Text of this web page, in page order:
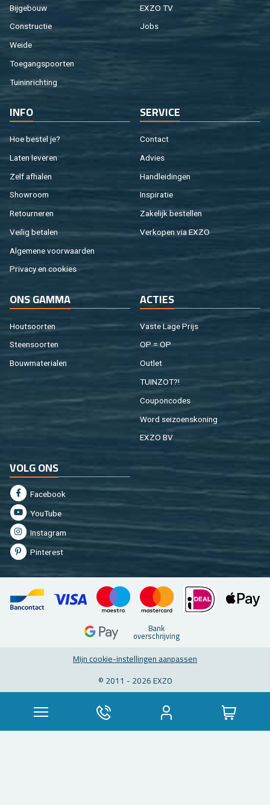
Bij­ge­bouw
Con­struc­tie
Weide
Toe­gangs­poor­ten
Tuin­in­rich­ting
EXZO TV
Jobs
INFO
Hoe be­stel je?
Laten le­ve­ren
Zelf af­ha­len
Show­room
Re­tour­ne­ren
Vei­lig be­ta­len
Al­ge­me­ne voor­waar­den
Pri­va­cy en coo­kies
SER­VI­CE
Con­tact
Ad­vies
Hand­lei­din­gen
In­spi­ra­tie
Za­ke­lijk be­stel­len
Ver­ko­pen via EXZO
ONS GAMMA
Hout­soor­ten
Steen­soor­ten
Bouw­ma­te­ri­a­len
AC­TIES
Vaste Lage Prijs
OP = OP
Out­let
TUIN­ZOT?!
Cou­pon­co­des
Word sei­zoens­ko­ning
EXZO BV
VOLG ONS
Fa­cebook
You­Tu­be
In­st­agram
Pin­te­rest
Bank
over­schrij­ving
Mijn coo­kie-in­stel­lin­gen aan­pas­sen
© 2011 - 2026 EXZO